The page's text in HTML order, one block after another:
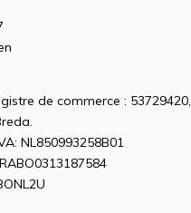
de commerce : 53729420,
NL850993258B01